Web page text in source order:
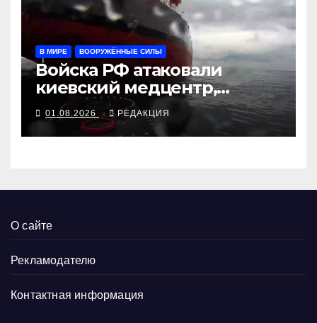
В МИРЕ ВООРУЖЁННЫЕ СИЛЫ
Войска РФ атаковали
киевский медцентр,
украинские БПЛА утопили
контейнеровоз «Росатома»
01.08.2026 РЕДАКЦИЯ
О сайте
Рекламодателю
Контактная информация